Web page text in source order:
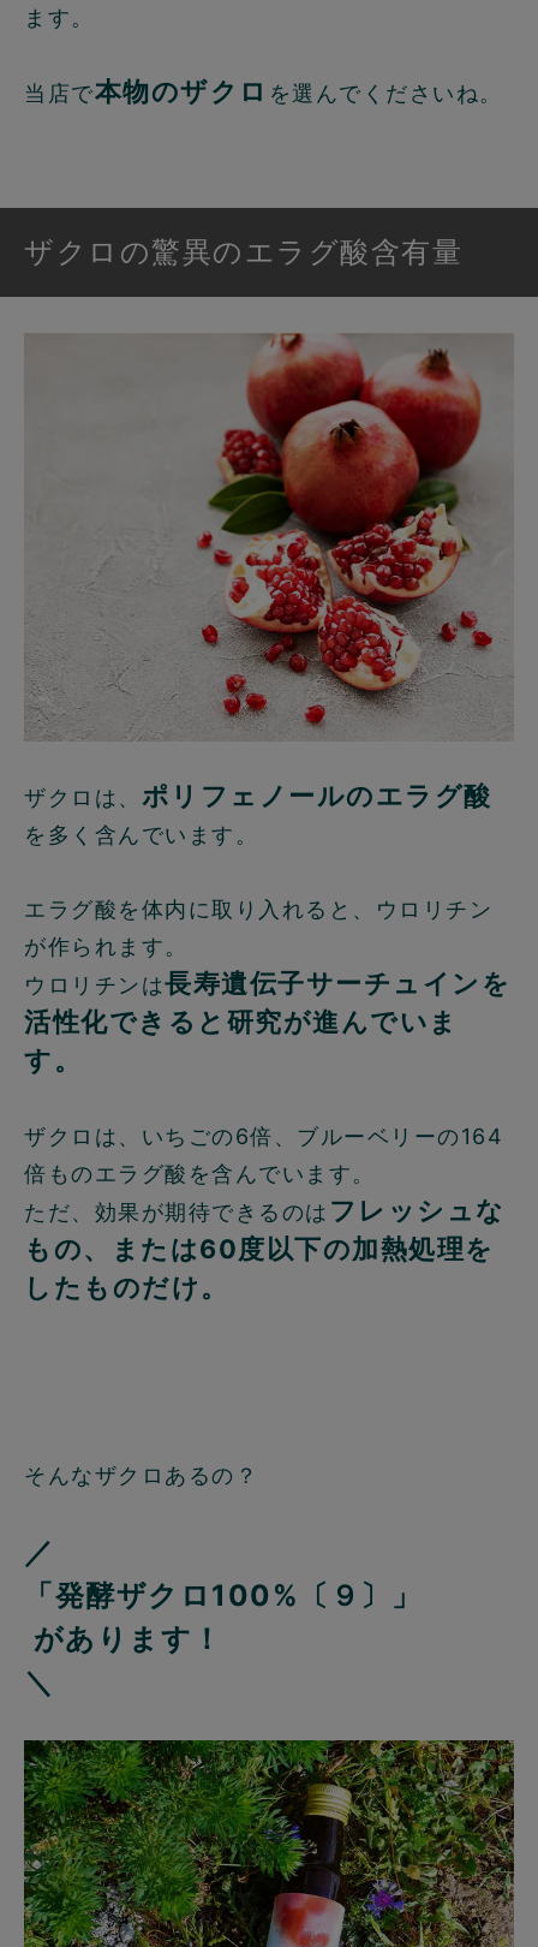
ます。
当店で本物のザクロ を選んでくださいね。
ザクロの驚異のエラグ酸含有量
ザクロは、 ポリフェノールのエラグ酸
を多く含んでいます。
エラグ酸を体内に取り入れると、ウロリチン
が作られます。
ウロリチンは長寿遺伝子サーチュインを
活性化できると研究が進んでいま
す。
ザクロは、いちごの6倍、ブルーベリーの164
倍ものエラグ酸を含んでいます。
ただ、効果が期待できるのは フレッシュな
もの、または60度以下の加熱処理を
したものだけ。
そんなザクロあるの？
／
「発酵ザクロ100%〔９〕」
があります！
＼